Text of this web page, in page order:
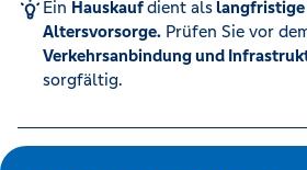
Ein Hauskaufdient alslangfristige
Altersvorsorge.Prüfen Sie vor
Verkehrsanbindung und
sorgfältig.